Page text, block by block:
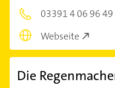
03391 4 06 96 49
Webseite
Die